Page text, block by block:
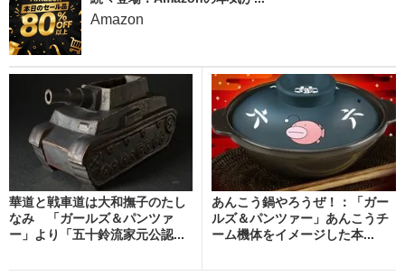
Amazon
華道と戦車道は大和撫子のたし
なみ 「ガールズ＆パンツァ
ー」より「五十鈴流家元公認...
あんこう鍋やろうぜ！：「ガー
ルズ＆パンツァー」あんこうチ
ーム機体をイメージした本...